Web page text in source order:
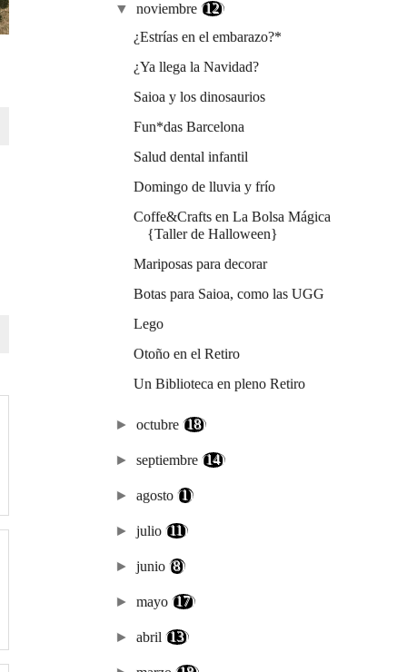
▼noviembre (12)
¿Estrías en el embarazo?*
¿Ya llega la Navidad?
Saioa y los dinosaurios
Fun*das Barcelona
Salud dental infantil
Domingo de lluvia y frío
Coffe&Crafts en La Bolsa Mágica
{Taller de Halloween}
Mariposas para decorar
Botas para Saioa, como las UGG
Lego
Otoño en el Retiro
Un Biblioteca en pleno Retiro
►octubre (18)
►septiembre (14)
►agosto(1)
►julio(11)
►junio(8)
►mayo (17)
►abril (13)